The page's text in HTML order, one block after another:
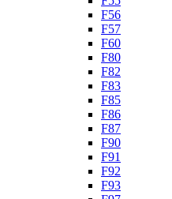
F56
F57
F60
F80
F82
F83
F85
F86
F87
F90
F91
F92
F93